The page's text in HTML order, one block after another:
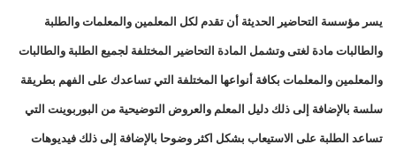
يسر مؤسسة التحاضير الحديثة أن تقدم لكل المعلمين والمعلمات والطلبة
والطالبات مادة لغتى وتشمل المادة التحاضير المختلفة لجميع الطلبة والطالبات
والمعلمين والمعلمات بكافة أنواعها المختلفة التي تساعدك على الفهم بطريقة
سلسة بالإضافة إلى ذلك دليل المعلم والعروض التوضيحية من البوربوينت التي
تساعد الطلبة على الاستيعاب بشكل اكثر وضوحا بالإضافة إلى ذلك فيديوهات